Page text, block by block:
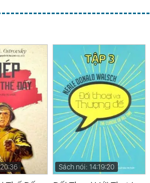
Sách nói: 14:19:20